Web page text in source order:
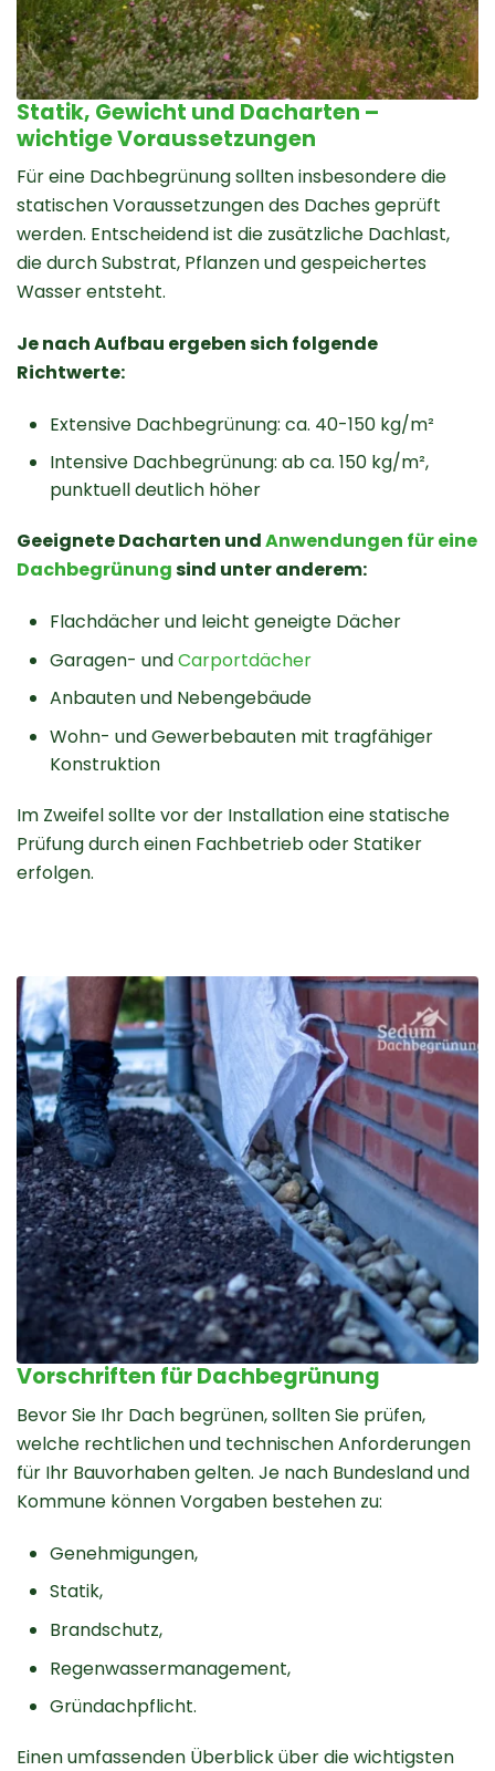
Statik, Gewicht und Dacharten –
wichtige Voraussetzungen
Für eine Dachbegrünung sollten insbesondere die
statischen Voraussetzungen des Daches geprüft
werden. Entscheidend ist die zusätzliche Dachlast,
die durch Substrat, Pflanzen und gespeichertes
Wasser entsteht.
Je nach Aufbau ergeben sich folgende
Richtwerte:
Extensive Dachbegrünung: ca. 40-150 kg/m²
Intensive Dachbegrünung: ab ca. 150 kg/m²,
punktuell deutlich höher
Geeignete Dacharten undAnwendungen für eine
Dachbegrünungsind unter anderem:
Flachdächer und leicht geneigte Dächer
Garagen- undCarportdächer
Anbauten und Nebengebäude
Wohn- und Gewerbebauten mit tragfähiger
Konstruktion
Im Zweifel sollte vor der Installation eine statische
Prüfung durch einen Fachbetrieb oder Statiker
erfolgen.
Vorschriften für Dachbegrünung
Bevor Sie Ihr Dach begrünen, sollten Sie prüfen,
welche rechtlichen und technischen Anforderungen
für Ihr Bauvorhaben gelten. Je nach Bundesland und
Kommune können Vorgaben bestehen zu:
Genehmigungen,
Statik,
Brandschutz,
Regenwassermanagement,
Gründachpflicht.
Einen umfassenden Überblick über die wichtigsten